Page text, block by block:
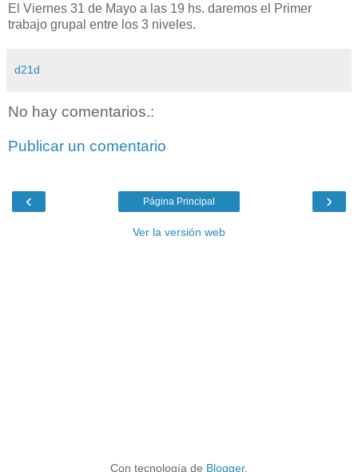
El Viernes 31 de Mayo a las 19 hs. daremos el Primer
trabajo grupal entre los 3 niveles.
d21d
No hay comentarios.:
Publicar un comentario
‹ ›
Página Principal
Ver la versión web
Con tecnología de Blogger.